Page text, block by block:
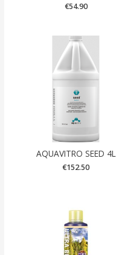
€54.90
AQUAVITRO SEED 4L
€152.50